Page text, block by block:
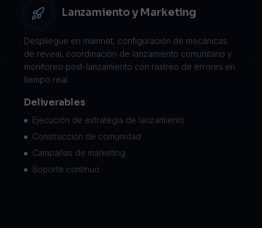
Lanzamiento y Marketing
Despliegue en mainnet, configuración de mecánicas
de reveal, coordinación de lanzamiento comunitario y
monitoreo post-lanzamiento con rastreo de errores en
tiempo real.
Deliverables
Ejecución de estrategia de lanzamiento
Construcción de comunidad
Campañas de marketing
Soporte continuo